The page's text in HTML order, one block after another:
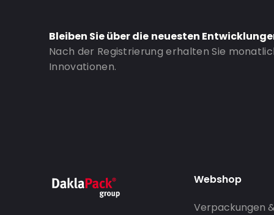
Bottom gusset: 60
Bestell-ID: 337
Bleiben Sie über die neuesten
Nach der Registrierung erhalten Sie
Innovationen.
Webshop
Verpackungen